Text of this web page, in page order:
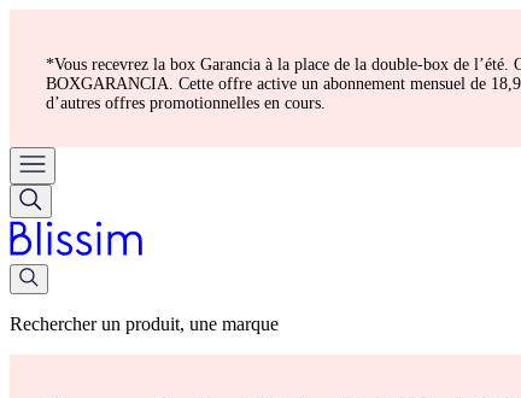
*Vous recevrez la box Garancia à la place de la double-box de
BOXGARANCIA. Cette offre active un abonnement mensuel de
d’autres offres promotionnelles en cours.
Rechercher un produit, une marque